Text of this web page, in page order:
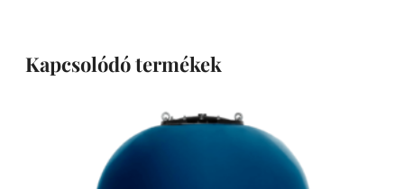
Kapcsolódó termékek